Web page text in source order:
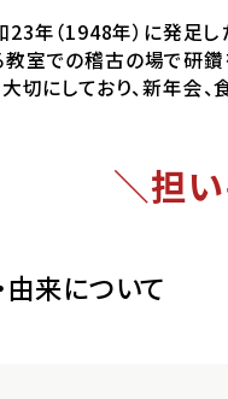
年（1948年）に発足
教室での稽古の場で研
大切にしており、新年会
＼担
由来について